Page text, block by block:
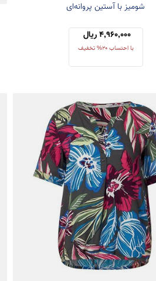
شومیز با آستین پروانه‌ای
4,960,000 ریال
با احتساب 20% تخفیف